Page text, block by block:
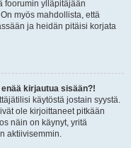
foorumin ylläpitäjään
myös mahdollista, että
ja heidän pitäisi korjata
kirjautua sisään?!
käytöstä jostain syystä.
ole kirjoittaneet pitkään
näin on käynyt, yritä
aktiivisemmin.